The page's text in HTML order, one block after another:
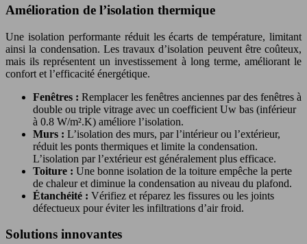
Amélioration de l’isolation thermique
Une isolation performante réduit les écarts de température, limitant
ainsi la condensation. Les travaux d’isolation peuvent être coûteux,
mais ils représentent un investissement à long terme, améliorant le
confort et l’efficacité énergétique.
Fenêtres : Remplacer les fenêtres anciennes par des fenêtres à
double ou triple vitrage avec un coefficient Uw bas (inférieur
à 0.8 W/m².K) améliore l’isolation.
Murs : L’isolation des murs, par l’intérieur ou l’extérieur,
réduit les ponts thermiques et limite la condensation.
L’isolation par l’extérieur est généralement plus efficace.
Toiture : Une bonne isolation de la toiture empêche la perte
de chaleur et diminue la condensation au niveau du plafond.
Étanchéité : Vérifiez et réparez les fissures ou les joints
défectueux pour éviter les infiltrations d’air froid.
Solutions innovantes